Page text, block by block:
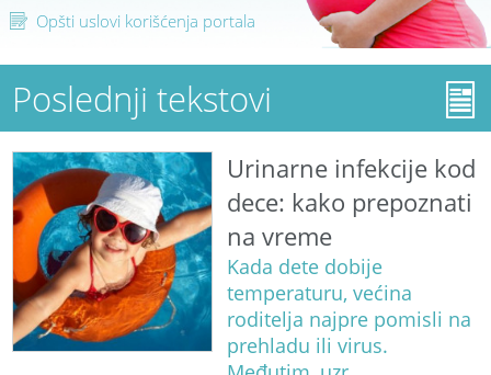
Opšti uslovi korišćenja portala
Poslednji tekstovi
Urinarne infekcije kod
dece: kako prepoznati
na vreme
Kada dete dobije
temperaturu, većina
roditelja najpre pomisli na
prehladu ili virus.